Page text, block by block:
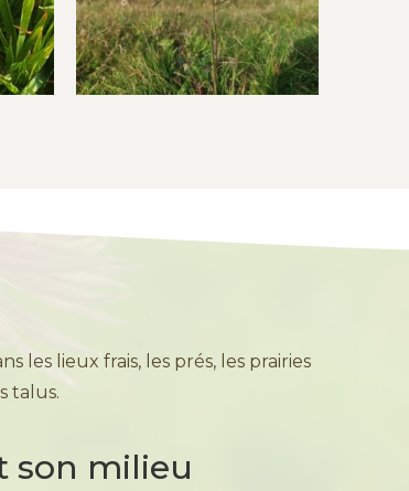
les lieux frais, les prés, les prairies
talus.
son milieu